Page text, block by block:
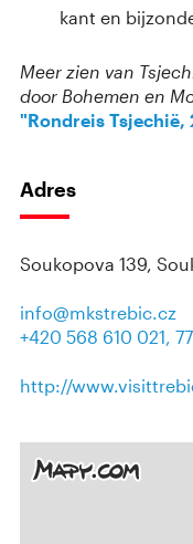
kant en
Meer zien van
door Bohemen en
"Rondreis Tsjechië,
Adres
Soukopova 139,
info@mkstrebic.cz
+420 568 610 021,
http://